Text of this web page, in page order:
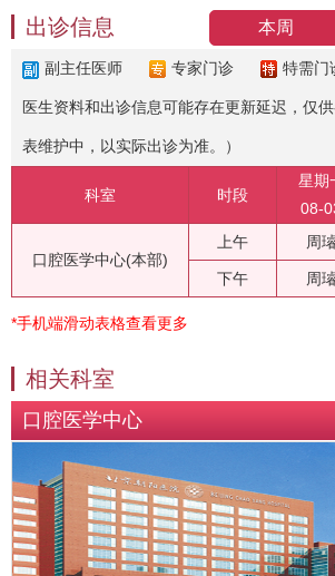
本周
出诊信息
副主任医师 专家门诊 特需门
医生资料和出诊信息可能存在更新延迟，仅
表维护中，以实际出诊为准。）
科室 时段
星期
08-
口腔医学中心(本部)
上午 周
下午 周
*手机端滑动表格查看更多
相关科室
口腔医学中心